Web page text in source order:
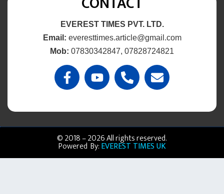
EVEREST TIMES PVT. LTD.
Email: everesttimes.article@gmail.com
Mob: 07830342847, 07828724821
© 2018 – 2026 All rights reserved.
Powered By:EVEREST TIMES UK